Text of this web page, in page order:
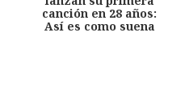
canción en 28 años:
Así es como suena